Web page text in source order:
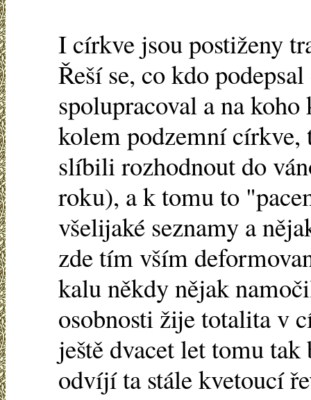
I církve jsou postiženy
Řeší se, co kdo
spolupracoval a na
kolem podzemní církve,
slíbili rozhodnout do
roku), a k tomu to
všelijaké seznamy a
zde tím vším
kalu někdy nějak
osobnosti žije totalita v
ještě dvacet let tomu
odvíjí ta stále kvetoucí